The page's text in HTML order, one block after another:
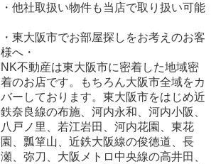
・他社取扱い物件も当店で取り扱い可能
・東大阪市でお部屋探しをお考えのお客
様へ・
NK不動産は東大阪市に密着した地域密
着のお店です。もちろん大阪市全域をカ
バーしております。東大阪市をはじめ近
鉄奈良線の布施、河内永和、河内小阪、
八戸ノ里、若江岩田、河内花園、東花
園、瓢箪山、近鉄大阪線の俊徳道、長
瀬、弥刀、大阪メトロ中央線の高井田、